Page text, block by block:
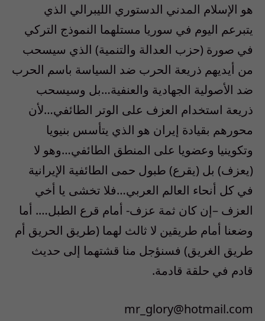
هو الإسلام المدني الدستوري الليبرالي الذي
يتبرعم اليوم في سوريا مستلهما النموذج التركي
في صورة (حزب العدالة والتنمية) الذي سيسحب
من أيديهم ذريعة الحرب ضد السياسة باسم الحرب
ضد الأصولية الجهادية والعنفية…بل وسيسحب
ذريعة استخدام العزف على الوتر الطائفي…لأن
محورهم بقيادة إيران هو الذي يتأسس بنيويا
وتكوينيا وعضويا على المنطق الطائفي…وهو لا
(يعزف) بل (يقرع) طبول حمى الطائفية الإيرانية
في كل أنحاء العالم العربي…فلا تخشى يا أخي
العزف –إن كان ثمة عزف- أمام قرع الطبل…. أما
وضعنا أمام طريقين لا ثالث لهما (طريق الحريق أم
طريق الغريق) فسنؤجل منا قشتهما إلى حديث
قادم في حلقة قادمة.
mr_glory@hotmail.com